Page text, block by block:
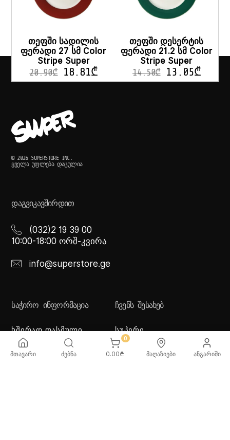
თეფში სადილის
ფერადი 27 სმ Color
Stripe Super
20.90₾ 18.81₾
თეფში დესერტის
ფერადი 21.2 სმ Color
Stripe Super
14.50₾ 13.05₾
© 2026 SUPERSTORE INC.
ᲧᲕᲔᲚᲐ ᲣᲤᲚᲔᲑᲐ ᲓᲐᲪᲣᲚᲘᲐ
ᲓᲐᲒᲕᲘᲙᲐᲕᲨᲘᲠᲓᲘᲗ
(032)2 19 39 00
10:00-18:00 ორშ-კვირა
info@superstore.ge
ᲡᲐᲭᲘᲠᲝ ᲘᲜᲤᲝᲠᲛᲐᲪᲘᲐ
ხშირად დასმული
კითხვები
მიწოდების სერვისი
გადახდის მეთოდები
ᲩᲕᲔᲜᲡ ᲨᲔᲡᲐᲮᲔᲑ
სუპერი
სუპერი სათამაშოები
ჩვენი მაღაზიები
მთავარი ძებნა
0
0.00₾ მაღაზიები ანგარიში